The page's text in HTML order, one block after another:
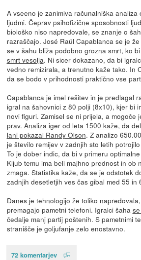
A vseeno je zanimiva računalniška analiza
ljudmi. Čeprav psihofizične sposobnosti
biološko niso napredovale, se znanje o
razraščajo. José Raúl Capablanca se je
se v šahu bliža podobno grozna smrt, ko
smrt vesolja. Ni sicer dokazano, da bi
vedno remizirala, a trenutno kaže tako. In
da se bodo v prihodnosti praktično vse
Capablanca je imel rešitev in je predlagal
igral na šahovnici z 80 polji (8x10), kjer bi
novi figuri. Zamisel se ni prijela, a mogoče
prav. Analiza iger od leta 1500 kaže, da
lani pokazal Randy Olson. Z analizo
je število remijev v zadnjih sto letih
To je dober indic, da bi v primeru
Kljub temu ima beli majhno prednost in ob
zmaga. Statistika kaže, da se je odstotek
zadnjih desetletjih ves čas gibal med 55 in
Danes je tehnologijo že toliko
premagajo pametni telefoni. Igralci šaha
čedalje manj partij poštenih. S pametnimi
stranišče je goljufanje zelo enostavno.
72 komentarjev